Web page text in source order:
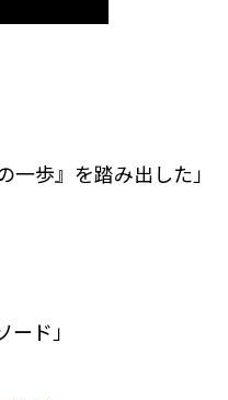
一歩』を踏み出した」
ード」